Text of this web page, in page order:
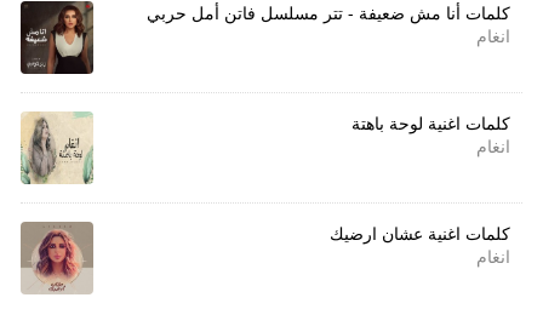
كلمات أنا مش ضعيفة - تتر مسلسل فاتن أمل حربي
انغام
كلمات اغنية لوحة باهتة
انغام
كلمات اغنية عشان ارضيك
انغام